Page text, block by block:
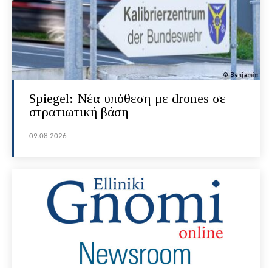
Spiegel: Νέα υπόθεση με drones σε
στρατιωτική βάση
09.08.2026